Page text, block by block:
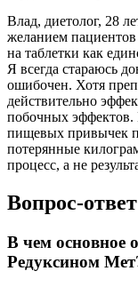
Влад, диетолог, 28
желанием пациентов
на таблетки как
Я всегда стараюсь
ошибочен. Хотя
действительно
побочных эффектов.
пищевых привычек
потерянные
процесс, а не
Вопрос-ответ
В чем основное
Редуксином